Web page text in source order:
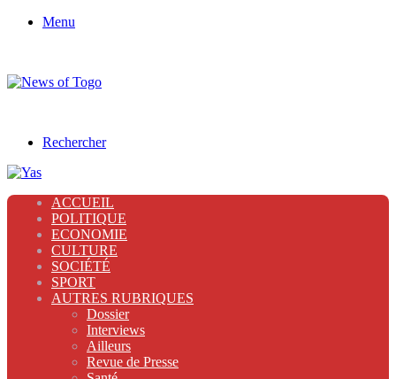
Menu
Rechercher
ACCUEIL
POLITIQUE
ECONOMIE
CULTURE
SOCIÉTÉ
SPORT
AUTRES RUBRIQUES
Dossier
Interviews
Ailleurs
Revue de Presse